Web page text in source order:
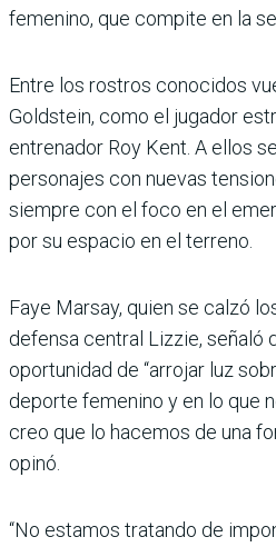
femenino, que compite en la
Entre los rostros conocidos
Goldstein, como el jugador
entrenador Roy Kent. A ellos
personajes con nuevas
siempre con el foco en el
por su espacio en el terreno.
Faye Marsay, quien se calzó
defensa central Lizzie, señaló
oportunidad de “arrojar luz
deporte femenino y en lo que
creo que lo hacemos de una
opinó.
“No estamos tratando de